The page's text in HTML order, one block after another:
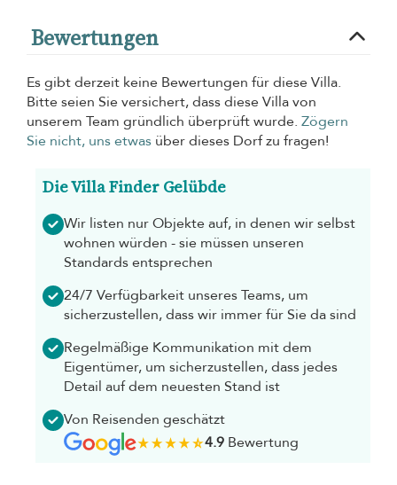
Bewertungen
Es gibt derzeit keine Bewertungen für diese Villa.
Bitte seien Sie versichert, dass diese Villa von
unserem Team gründlich überprüft wurde. Zögern
Sie nicht, uns etwas über dieses Dorf zu fragen!
Die Villa Finder Gelübde
Wir listen nur Objekte auf, in denen wir selbst
wohnen würden - sie müssen unseren
Standards entsprechen
24/7 Verfügbarkeit unseres Teams, um
sicherzustellen, dass wir immer für Sie da sind
Regelmäßige Kommunikation mit dem
Eigentümer, um sicherzustellen, dass jedes
Detail auf dem neuesten Stand ist
Von Reisenden geschätzt
4.9Bewertung